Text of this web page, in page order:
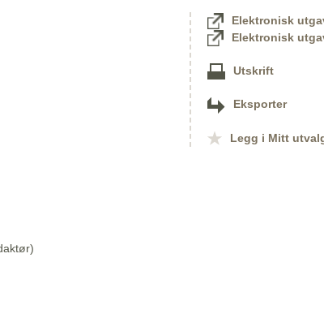
Elektronisk
Elektronisk
Utskrift
Eksporter
Legg i Mitt